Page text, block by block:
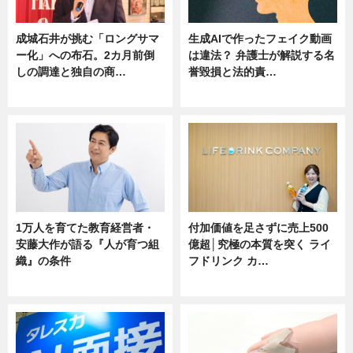
成城石井が挑む「ロングサマ
ー化」への布石。2カ月前倒
しの調達と独自の商…
生成AIで作ったフェイク動画
は違法？ 弁護士が解説する名
誉毀損と法的責…
1万人を育てた教育経営者・
安藤大作が語る『人が育つ組
織』の条件
付加価値を足さずに売上500
億超│究極の本質を突く ライ
フドリンク カ…